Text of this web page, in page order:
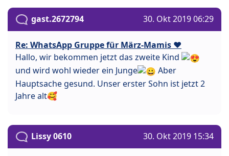
gast.2672794 30. Okt 2019 06:29
Re: WhatsApp Gruppe für März-Mamis ❤️
Hallo, wir bekommen jetzt das zweite Kind
und wird wohl wieder ein Junge
Aber
Hauptsache gesund. Unser erster Sohn ist jetzt 2
Jahre alt🥰
Lissy 0610 30. Okt 2019 15:34